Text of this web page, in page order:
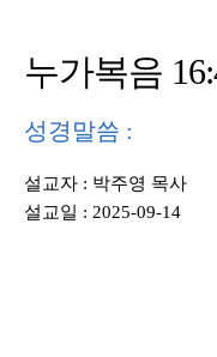
누가복음
성경말씀 :
설교자 : 박주영 목사
설교일 : 2025-09-14